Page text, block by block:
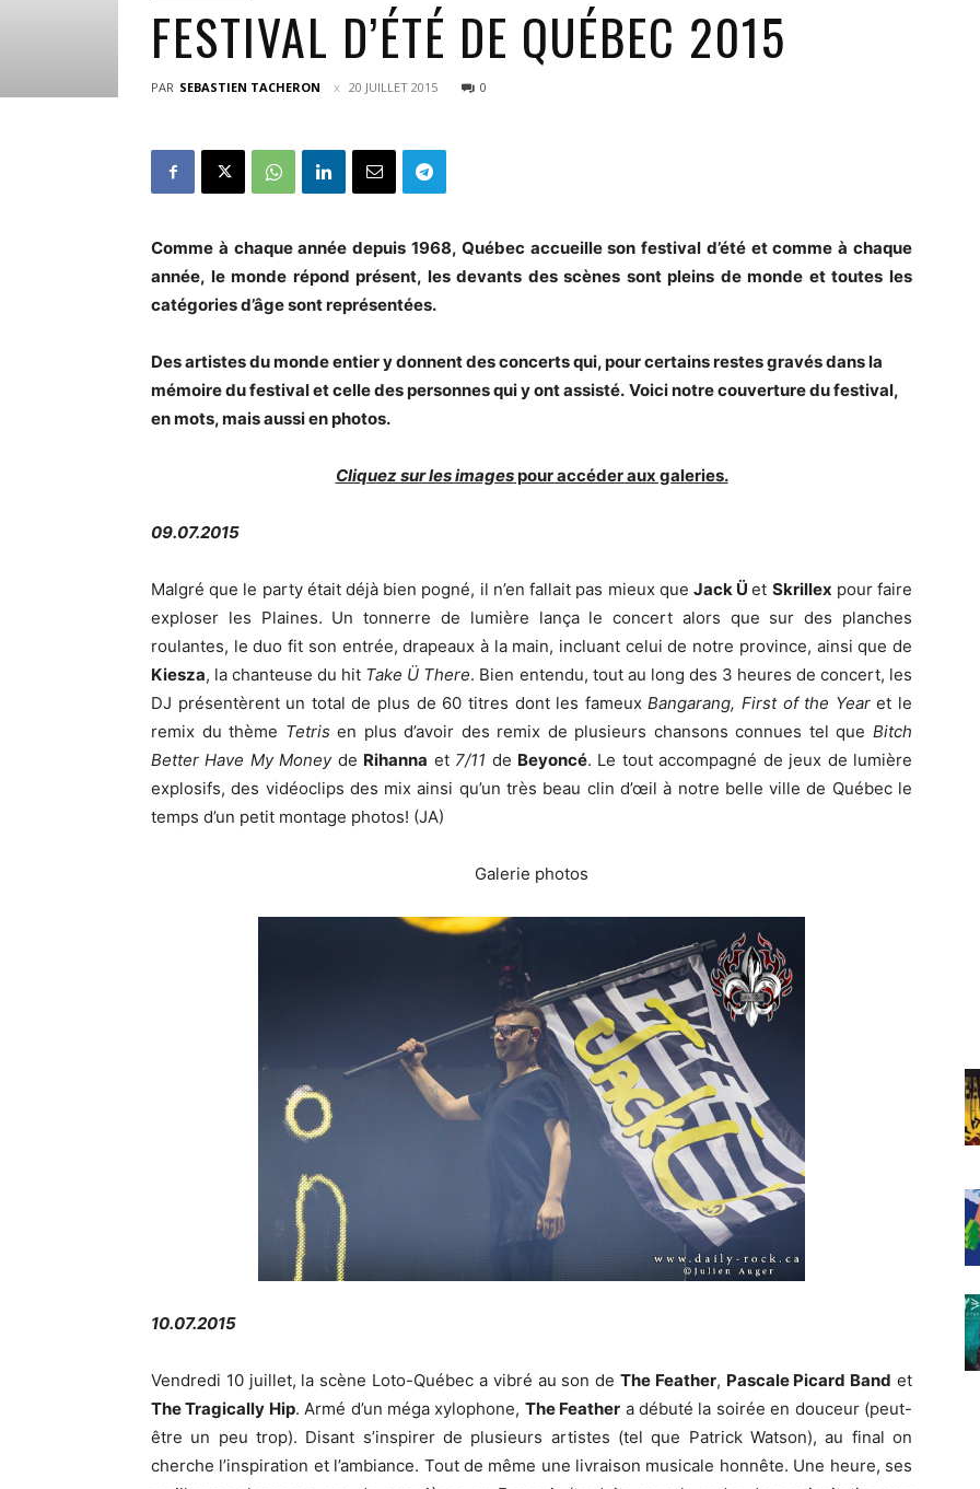
FESTIVAL D’ÉTÉ DE QUÉBEC 2015
PAR SEBASTIEN TACHERON 20 JUILLET 2015 0
Comme à chaque année depuis 1968, Québec accueille son festival d’été et comme à chaque
année, le monde répond présent, les devants des scènes sont pleins de monde et toutes les
catégories d’âge sont représentées.
Des artistes du monde entier y donnent des concerts qui, pour certains restes gravés dans la
mémoire du festival et celle des personnes qui y ont assisté. Voici notre couverture du festival,
en mots, mais aussi en photos.
Cliquez sur les imagespour accéder aux galeries.
09.07.2015
Malgré que le party était déjà bien pogné, il n’en fallait pas mieux que Jack Üet Skrillex pour faire
exploser les Plaines. Un tonnerre de lumière lança le concert alors que sur des planches
roulantes, le duo fit son entrée, drapeaux à la main, incluant celui de notre province, ainsi que de
Kiesza, la chanteuse du hit Take Ü There. Bien entendu, tout au long des 3 heures de concert, les
DJ présentèrent un total de plus de 60 titres dont les fameuxBangarang, First of the Yearet le
remix du thème Tetris en plus d’avoir des remix de plusieurs chansons connues tel queBitch
Better Have My Moneyde Rihanna et 7/11 de Beyoncé. Le tout accompagné de jeux de lumière
explosifs, des vidéoclips des mix ainsi qu’un très beau clin d’œil à notre belle ville de Québec le
temps d’un petit montage photos! (JA)
Galerie photos
10.07.2015
Vendredi 10 juillet, la scène Loto-Québec a vibré au son de The Feather, Pascale Picard Band et
The Tragically Hip. Armé d’un méga xylophone, The Feather a débuté la soirée en douceur (peut-
être un peu trop). Disant s’inspirer de plusieurs artistes (tel que Patrick Watson), au final on
cherche l’inspiration et l’ambiance. Tout de même une livraison musicale honnête. Une heure, ses